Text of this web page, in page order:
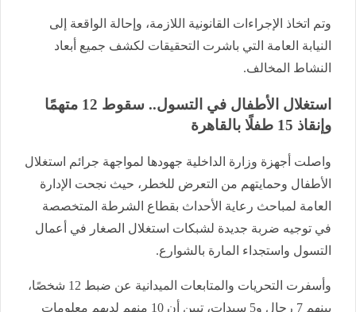
وتم اتخاذ الإجراءات القانونية اللازمة، وإحالة الواقعة إلى
النيابة العامة التي باشرت التحقيقات لكشف جميع أبعاد
النشاط المخالف.
استغلال الأطفال في التسول.. سقوط 12 متهمًا
وإنقاذ 15 طفلًا بالقاهرة
واصلت أجهزة وزارة الداخلية جهودها لمواجهة جرائم استغلال
الأطفال وحمايتهم من التعرض للخطر، حيث نجحت الإدارة
العامة لمباحث رعاية الأحداث بقطاع الشرطة المتخصصة
في توجيه ضربة جديدة لشبكات استغلال الصغار في أعمال
التسول واستجداء المارة بالشوارع.
وأسفرت التحريات والمتابعات الميدانية عن ضبط 12 شخصًا،
بينهم 7 رجال و5 سيدات، تبين أن 10 منهم لديهم معلومات